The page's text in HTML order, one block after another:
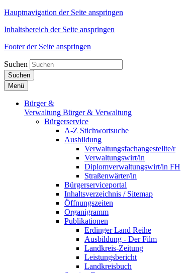
Hauptnavigation der Seite anspringen
Inhaltsbereich der Seite anspringen
Footer der Seite anspringen
Suchen
Suchen
Menü
Bürger &
Verwaltung Bürger & Verwaltung
Bürgerservice
A-Z Stichwortsuche
Ausbildung
Verwaltungsfachangestellte/r
Verwaltungswirt/in
Diplomverwaltungswirt/in FH
Straßenwärter/in
Bürgerserviceportal
Inhaltsverzeichnis / Sitemap
Öffnungszeiten
Organigramm
Publikationen
Erdinger Land Reihe
Ausbildung - Der Film
Landkreis-Zeitung
Leistungsbericht
Landkreisbuch